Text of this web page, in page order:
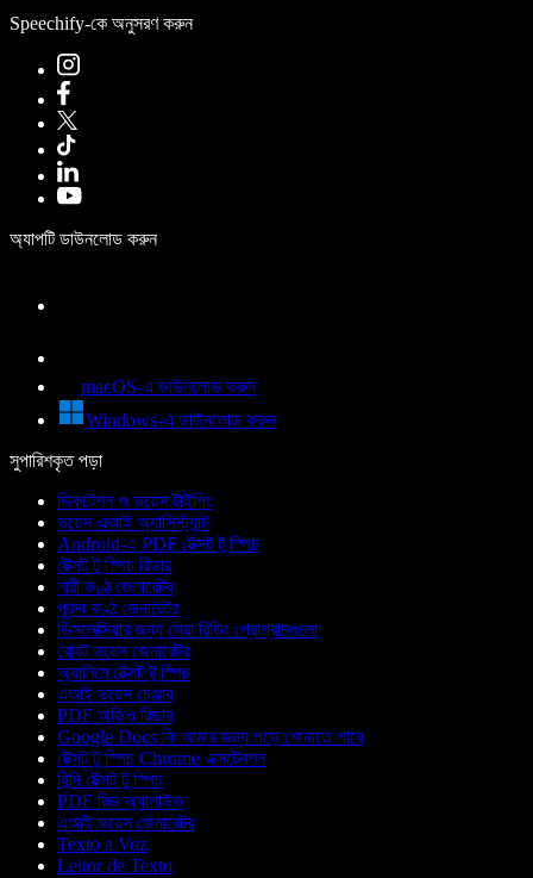
Speechify-কে অনুসরণ করুন
অ্যাপটি ডাউনলোড করুন
macOS-এ ডাউনলোড করুন
Windows-এ ডাউনলোড করুন
সুপারিশকৃত পড়া
ডিকটেশন ও ভয়েস টাইপিং
ভয়েস এআই অ্যাসিস্ট্যান্ট
Android-এ PDF টেক্সট টু স্পিচ
টেক্সট টু স্পিচ রিডার
নারী কণ্ঠ জেনারেটর
পুরুষ কণ্ঠ জেনারেটর
ডিসলেক্সিয়ার জন্য সেরা রিডিং প্রোগ্রামগুলো
রোবট ভয়েস জেনারেটর
অ্যানিমে টেক্সট টু স্পিচ
এআই ভয়েস চেঞ্জার
PDF অডিও রিডার
Google Docs কি আমার জন্য পড়ে শোনাতে পারে
টেক্সট টু স্পিচ Chrome এক্সটেনশন
হিন্দি টেক্সট টু স্পিচ
PDF রিড অ্যালাউড
এআই ভয়েস জেনারেটর
Texto a Voz
Leitor de Texto